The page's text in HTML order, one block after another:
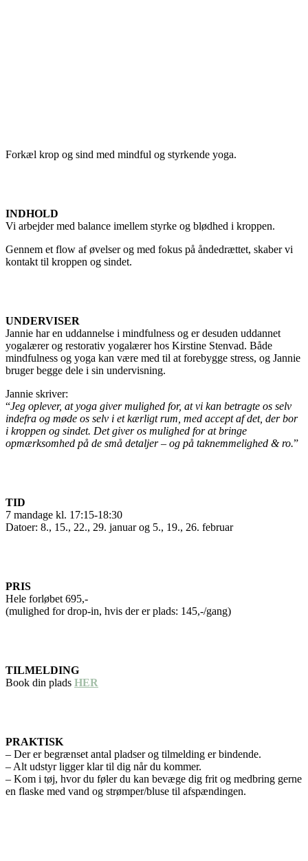
Forkæl krop og sind med mindful og styrkende yoga.
INDHOLD
Vi arbejder med balance imellem styrke og blødhed i kroppen.
Gennem et flow af øvelser og med fokus på åndedrættet, skaber vi
kontakt til kroppen og sindet.
UNDERVISER
Jannie har en uddannelse i mindfulness og er desuden uddannet
yogalærer og restorativ yogalærer hos Kirstine Stenvad. Både
mindfulness og yoga kan være med til at forebygge stress, og Jannie
bruger begge dele i sin undervisning.
Jannie skriver:
“Jeg oplever, at yoga giver mulighed for, at vi kan betragte os selv
indefra og møde os selv i et kærligt rum, med accept af det, der bor
i kroppen og sindet. Det giver os mulighed for at bringe
opmærksomhed på de små detaljer – og på taknemmelighed & ro.”
TID
7 mandage kl. 17:15-18:30
Datoer: 8., 15., 22., 29. januar og 5., 19., 26. februar
PRIS
Hele forløbet 695,-
(mulighed for drop-in, hvis der er plads: 145,-/gang)
TILMELDING
Book din plads HER
PRAKTISK
– Der er begrænset antal pladser og tilmelding er bindende.
– Alt udstyr ligger klar til dig når du kommer.
– Kom i tøj, hvor du føler du kan bevæge dig frit og medbring gerne
en flaske med vand og strømper/bluse til afspændingen.